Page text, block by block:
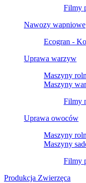
Filmy
Nawozy wapniowe
Ecogran -
Uprawa warzyw
Maszyny
Maszyny
Filmy
Uprawa owoców
Maszyny
Maszyny
Filmy
Produkcja Zwierzęca